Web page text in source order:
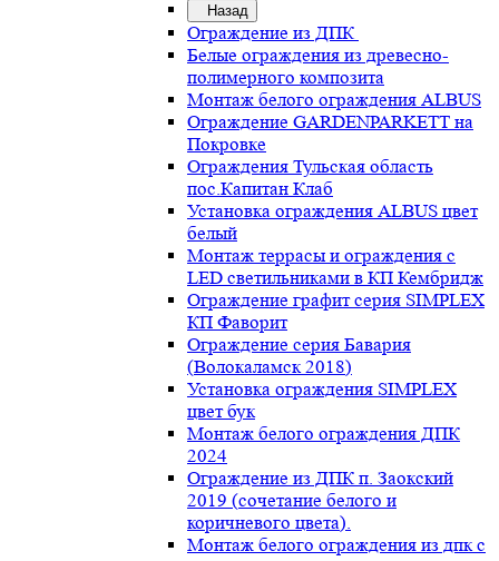
Назад
Ограждение из ДПК
Белые ограждения из древесно-
полимерного композита
Монтаж белого ограждения ALBUS
Ограждение GARDENPARKETT на
Покровке
Ограждения Тульская область
пос.Капитан Клаб
Установка ограждения ALBUS цвет
белый
Монтаж террасы и ограждения с
LED светильниками в КП Кембридж
Ограждение графит серия SIMPLEX
КП Фаворит
Ограждение серия Бавария
(Волокаламск 2018)
Установка ограждения SIMPLEX
цвет бук
Монтаж белого ограждения ДПК
2024
Ограждение из ДПК п. Заокский
2019 (сочетание белого и
коричневого цвета).
Монтаж белого ограждения из дпк с